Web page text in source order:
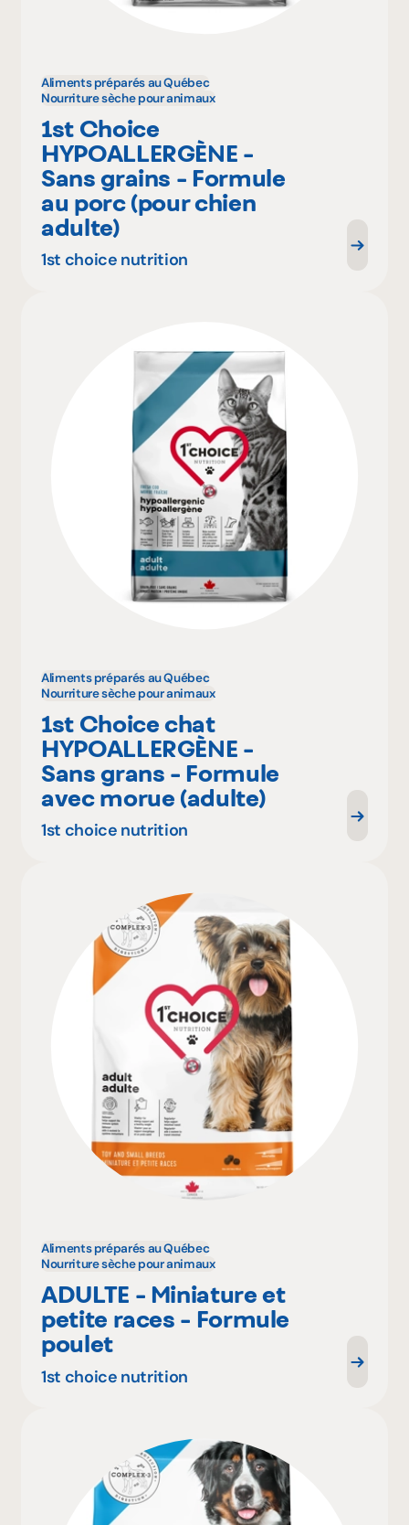
Aliments préparés au Québec
Nourriture sèche pour animaux
1st Choice
HYPOALLERGÈNE -
Sans grains - Formule
au porc (pour chien
adulte)
1st choice nutrition
Aliments préparés au Québec
Nourriture sèche pour animaux
1st Choice chat
HYPOALLERGÈNE -
Sans grans - Formule
avec morue (adulte)
1st choice nutrition
Aliments préparés au Québec
Nourriture sèche pour animaux
ADULTE - Miniature et
petite races - Formule
poulet
1st choice nutrition